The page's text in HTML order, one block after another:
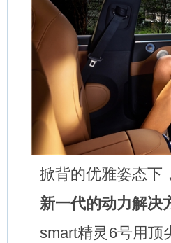
掀背的优雅姿态下
新一代的动力解决
smart精灵6号用顶